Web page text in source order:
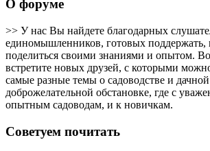
О форуме
>> У нас Вы найдете благодарных
единомышленников, готовых поддержать,
поделиться своими знаниями и опытом.
встретите новых друзей, с которыми
самые разные темы о садоводстве и
доброжелательной обстановке, где с
опытным садоводам, и к новичкам.
Советуем почитать